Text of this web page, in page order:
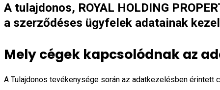
A tulajdonos, ROYAL HOLDING
a szerződéses ügyfelek adatainak
Mely cégek kapcsolódnak az
A Tulajdonos tevékenysége során az adatkezelésben érintett